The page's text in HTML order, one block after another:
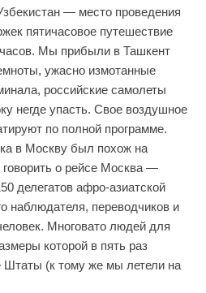
— место проведения
пятичасовое путешествие
Мы прибыли в Ташкент
ужасно измотанные
российские самолеты
негде упасть. Свое воздушное
по полной программе.
в Москву был похож на
о рейсе Москва —
делегатов афро-азиатской
наблюдателя, переводчиков и
Многовато людей для
которой в пять раз
(к тому же мы летели на